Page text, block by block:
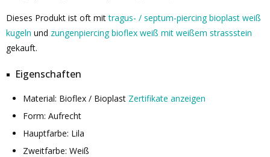
Dieses Produkt ist oft mittragus- / septum-piercing bioplast weiß
kugeln und zungenpiercing bioflex weiß mit weißem strassstein
gekauft.
Eigenschaften
Material: Bioflex / Bioplast Zertifikate anzeigen
Form: Aufrecht
Hauptfarbe: Lila
Zweitfarbe: Weiß